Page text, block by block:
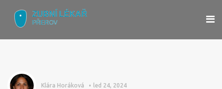
Klára Horáková led 24, 2024